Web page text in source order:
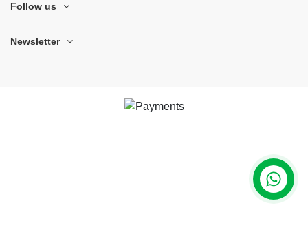
Follow us
Newsletter